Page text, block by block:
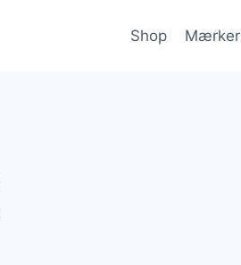
Shop Mærker